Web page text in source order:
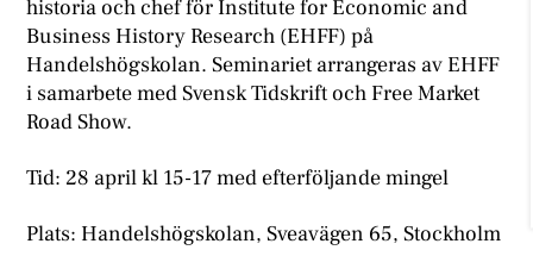
historia och chef för Institute for Economic and
Business History Research (EHFF) på
Handelshögskolan. Seminariet arrangeras av EHFF
i samarbete med Svensk Tidskrift och Free Market
Road Show.
Tid: 28 april kl 15-17 med efterföljande mingel
Plats: Handelshögskolan, Sveavägen 65, Stockholm